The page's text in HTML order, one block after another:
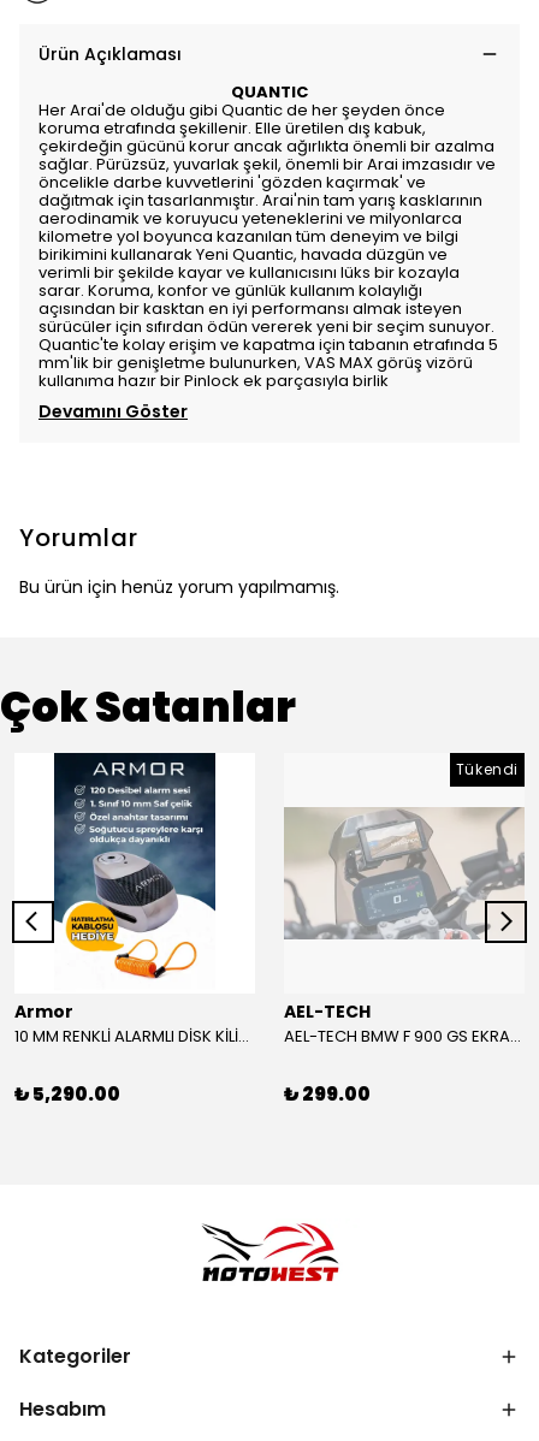
Ürün Açıklaması
QUANTIC
Her Arai'de olduğu gibi Quantic de her şeyden önce
koruma etrafında şekillenir. Elle üretilen dış kabuk,
çekirdeğin gücünü korur ancak ağırlıkta önemli bir azalma
sağlar. Pürüzsüz, yuvarlak şekil, önemli bir Arai imzasıdır ve
öncelikle darbe kuvvetlerini 'gözden kaçırmak' ve
dağıtmak için tasarlanmıştır. Arai'nin tam yarış kasklarının
aerodinamik ve koruyucu yeteneklerini ve milyonlarca
kilometre yol boyunca kazanılan tüm deneyim ve bilgi
birikimini kullanarak Yeni Quantic, havada düzgün ve
verimli bir şekilde kayar ve kullanıcısını lüks bir kozayla
sarar. Koruma, konfor ve günlük kullanım kolaylığı
açısından bir kasktan en iyi performansı almak isteyen
sürücüler için sıfırdan ödün vererek yeni bir seçim sunuyor.
Quantic'te kolay erişim ve kapatma için tabanın etrafında 5
mm'lik bir genişletme bulunurken, VAS MAX görüş vizörü
kullanıma hazır bir Pinlock ek parçasıyla birlik
Devamını Göster
Yorumlar
Bu ürün için henüz yorum yapılmamış.
Çok Satanlar
Armor
10 MM RENKLİ ALARMLI DİSK KİLİDİ YENİ VERSİYON
₺ 5,290.00
Tükendi
AEL-TECH
AEL-TECH BMW F 900 GS EKRAN/GÖSTERGE KORUYUCU 2024-2025
₺ 299.00
Kategoriler
Hesabım